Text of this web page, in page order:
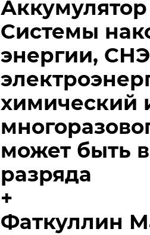
Системы
энергии,
химический
может быть
разряда
+
Фаткуллин